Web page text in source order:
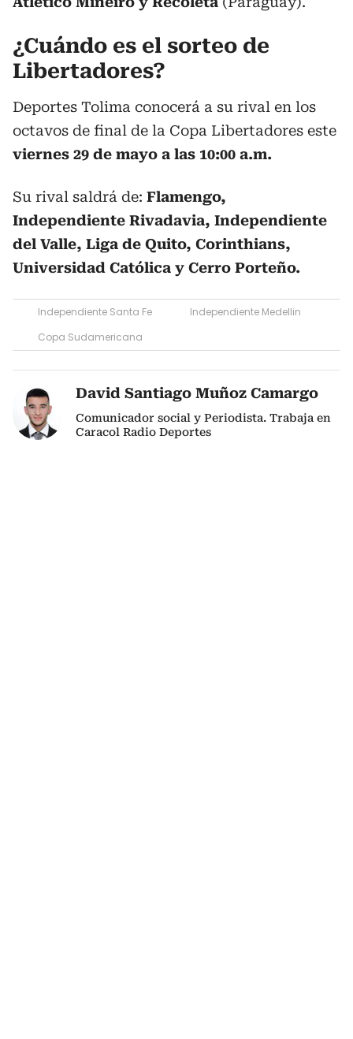
¿Cuándo es el sorteo de
Libertadores?
Deportes Tolima conocerá a su rival en los
octavos de final de la Copa Libertadores este
viernes 29 de mayo a las 10:00 a.m.
Su rival saldrá de: Flamengo,
Independiente Rivadavia, Independiente
del Valle, Liga de Quito, Corinthians,
Universidad Católica y Cerro Porteño.
Independiente Santa Fe
Independiente Medellin
Copa Sudamericana
David Santiago Muñoz Camargo
Comunicador social y Periodista. Trabaja en
Caracol Radio Deportes